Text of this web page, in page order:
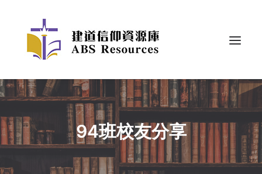
94班校友分享